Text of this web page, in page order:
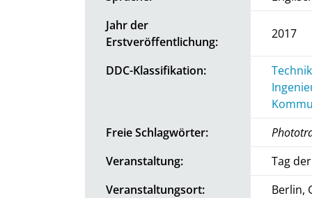
Jahr der
Erstveröffentlichung:
2017
DDC-Klassifikation:
Freie Schlagwörter:
Veranstaltung:
Tag
Veranstaltungsort:
Berlin,